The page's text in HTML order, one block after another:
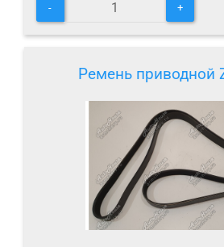
- +
Ремень приводной